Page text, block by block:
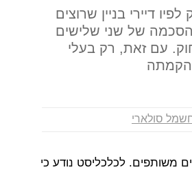
דיירי בניין שרוצים
של שני שלישים
עם זאת, רק בעלי
הקמתה
סולארי
משותפים. לכלכליסט נודע כי